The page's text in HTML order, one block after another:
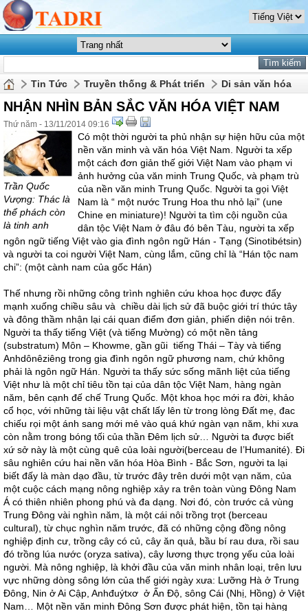
Tin Tức Truyền thống & Phát triển Di sản văn hóa
NHẬN NHÌN BẢN SẮC VĂN HÓA VIỆT NAM
Thứ năm - 13/11/2014 09:16
Trần Quốc
Vượng: Thác là
thể phách còn
là tinh anh
Có một thời người ta phủ nhận sự hiện hữu của một
nền văn minh và văn hóa Việt Nam. Người ta xếp
một cách đơn giản thế giới Việt Nam vào phạm vi
ảnh hưởng của văn minh Trung Quốc, và phạm trù
của nền văn minh Trung Quốc. Người ta gọi Việt
Nam là “ một nước Trung Hoa thu nhỏ lại” (une
Chine en miniature)! Người ta tìm cội nguồn của
dân tộc Việt Nam ở đâu đó bên Tàu, người ta xếp
ngôn ngữ tiếng Việt vào gia đình ngôn ngữ Hán - Tạng (Sinotibétsin)
và người ta coi người Việt Nam, cùng lắm, cũng chỉ là “Hán tộc nam
chi”: (một cành nam của gốc Hán)
Thế nhưng rồi những công trình nghiên cứu khoa học được đẩy
mạnh xuống chiều sâu và chiều dài lịch sử đã buộc giới trí thức tây
và đông thầm nhận lại cái quan điểm đơn giản, phiến diện nói trên.
Người ta thấy tiếng Việt (và tiếng Mường) có một nền tảng
(substratum) Môn – Khowme, gần gũi tiếng Thái – Tày và tiếng
Anhdônêziêng trong gia đình ngôn ngữ phương nam, chứ không
phải là ngôn ngữ Hán. Người ta thấy sức sống mãnh liệt của tiếng
Việt như là một chỉ tiêu tồn tại của dân tộc Việt Nam, hàng ngàn
năm, bên cạnh đế chế Trung Quốc. Một khoa học mới ra đời, khảo
cổ học, với những tài liệu vật chất lấy lên từ trong lòng Đất mẹ, đac
chiếu rọi một ánh sang mới mẻ vào quá khứ ngàn vạn năm, khi xưa
còn nằm trong bóng tối của thần Đêm lịch sử… Người ta được biết
xứ sở này là một cùng quê của loài người(berceau de I’Humanité). Đi
sâu nghiên cứu hai nền văn hóa Hòa Bình - Bắc Sơn, người ta lại
biết đấy là màn dạo đầu, từ trước đây trên dưới một vạn năm, của
một cuộc cách mạng nông nghiệp xảy ra trên toàn vùng Đông Nam
Á có thiên nhiên phong phú và đa dạng. Nơi đó, còn trước cả vùng
Trung Đông vài nghìn năm, là một cái nôi trồng trọt (berceau
cultural), từ chục nghìn năm trước, đã có những cộng đồng nông
nghiệp định cư, trồng cây có củ, cây ăn quả, bầu bí rau dưa, rồi sau
đó trồng lúa nước (oryza sativa), cây lương thực trọng yếu của loài
người. Mà nông nghiệp, là khởi đầu của văn minh nhân loại, trên lưu
vực những dòng sông lớn của thế giới ngày xưa: Lưỡng Hà ở Trung
Đông, Nin ở Ai Cập, Anhđuýtxơ ở Ấn Độ, sông Cái (Nhị, Hồng) ở Việt
Nam… Một nền văn minh Đông Sơn được phát hiện, tồn tại hàng